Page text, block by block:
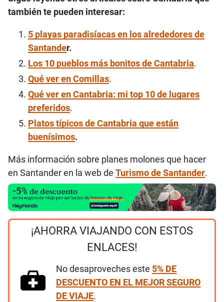
también te pueden interesar:
5 playas paradisíacas en los alrededores de
Santander.
Los 10 pueblos más bonitos de Cantabria.
Qué ver en Comillas.
Qué ver en Cantabria: mi top 10 de lugares
preferidos.
Platos típicos de Cantabria que están
buenísimos.
Más información sobre planes molones que hacer
en Santander en la web de Turismo de Santander.
¡AHORRA VIAJANDO CON ESTOS
ENLACES!
No desaproveches este 5% DE
DESCUENTO EN EL MEJOR SEGURO
DE VIAJE.